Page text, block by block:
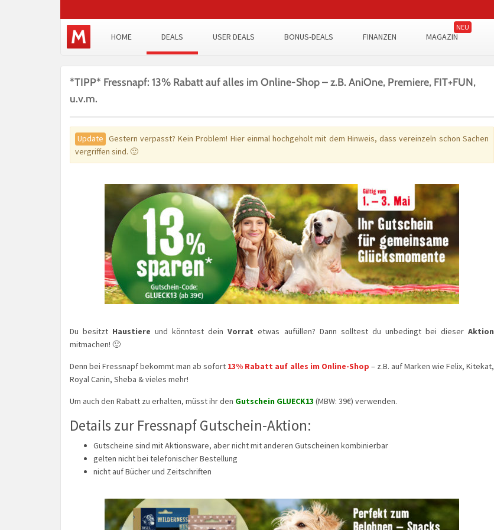
HOME DEALS USER DEALS BONUS-DEALS FINANZEN MAGAZIN
*TIPP* Fressnapf: 13% Rabatt auf alles im Online-Shop – z.B. AniOne, Premiere, FIT+FUN,
u.v.m.
Update Gestern verpasst? Kein Problem! Hier einmal hochgeholt mit dem Hinweis, dass vereinzeln schon Sachen
vergriffen sind. 🙂
Du besitzt Haustiere und könntest deinVorrat etwas aufüllen? Dann solltest du unbedingt bei dieserAktion
mitmachen! 🙂
Denn bei Fressnapf bekommt man ab sofort 13% Rabatt auf alles im Online-Shop – z.B. auf Marken wie Felix, Kitekat,
Royal Canin, Sheba & vieles mehr!
Um auch den Rabatt zu erhalten, müsst ihr den Gutschein GLUECK13 (MBW: 39€) verwenden.
Details zur Fressnapf Gutschein-Aktion:
Gutscheine sind mit Aktionsware, aber nicht mit anderen Gutscheinen kombinierbar
gelten nicht bei telefonischer Bestellung
nicht auf Bücher und Zeitschriften